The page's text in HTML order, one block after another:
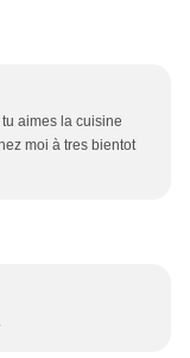
aimes la cuisine
moi à tres bientot